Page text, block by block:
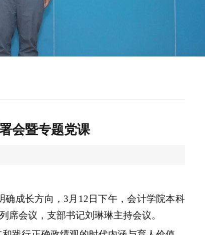
会暨专题党课
确成长方向，3月12日下午，会计学院本科
列席会议，支部书记刘琳琳主持会议。